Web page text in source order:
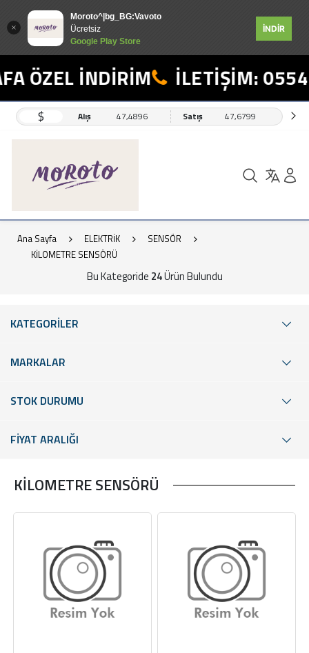
Moroto^|bg_BG:Vavoto
Ücretsiz
Google Play Store
İNDİR
ÖZEL İNDİRİM İLETİŞİM: 0554
$ Alış 47,4896 Satış 47,6799
Ana Sayfa ELEKTRİK
SENSÖR
KİLOMETRE SENSÖRÜ
Bu Kategoride 24Ürün Bulundu
KATEGORİLER
MARKALAR
STOK DURUMU
FİYAT ARALIĞI
KİLOMETRE SENSÖRÜ